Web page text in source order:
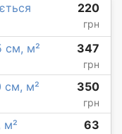
220
грн
см, м² 347
грн
см, м² 350
грн
м² 63